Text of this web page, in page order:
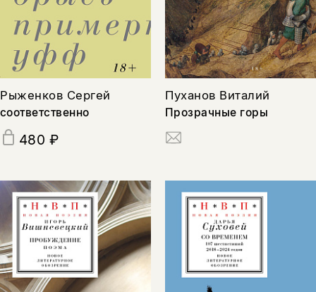
Рыженков Сергей
соответственно
480 ₽
Пуханов Виталий
Прозрачные горы